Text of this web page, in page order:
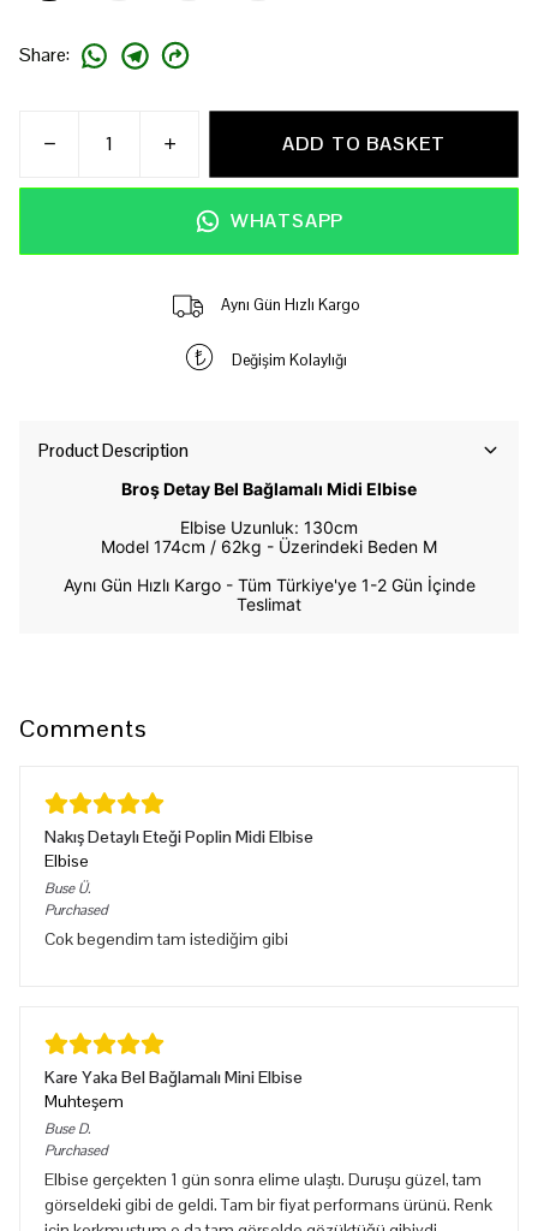
Share:
ADD TO BASKET
WHATSAPP
Aynı Gün Hızlı Kargo
Değişim Kolaylığı
Product Description
Broş Detay Bel Bağlamalı Midi Elbise
Elbise Uzunluk: 130cm
Model 174cm / 62kg - Üzerindeki Beden M
Aynı Gün Hızlı Kargo - Tüm Türkiye'ye 1-2 Gün İçinde
Teslimat
Comments
Nakış Detaylı Eteği Poplin Midi Elbise
Elbise
Buse Ü.
Purchased
Cok begendim tam istediğim gibi
Kare Yaka Bel Bağlamalı Mini Elbise
Muhteşem
Buse D.
Purchased
Elbise gerçekten 1 gün sonra elime ulaştı. Duruşu güzel, tam
görseldeki gibi de geldi. Tam bir fiyat performans ürünü. Renk